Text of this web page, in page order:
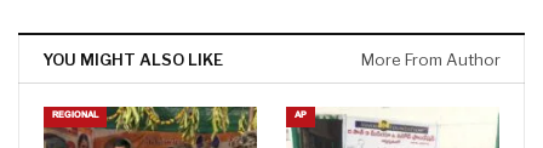
సీఎం వైఎస్ జగన్ మోహన్ రెడ్డి నాయకత్వంలోని రాష్ట్ర ప్రభుత్వం హయాంలో
వేగంగా గ్రామాల అభివృద్ధి
YOU MIGHT ALSO LIKE More From Author
REGIONAL AP